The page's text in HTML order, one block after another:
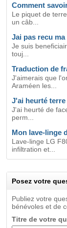
Comment
Le piquet de
un câb...
Jai pas recu
Je suis
touj...
Traduction de
J'aimerais que
Araméen les...
J'ai heurté
J'ai heurté de
perm...
Mon lave-linge
Lave-linge LG
infiltration et...
Posez votre
Publiez votre
bénévoles et de
Titre de votre